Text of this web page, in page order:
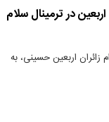
اربعین در ترمینال سلام
زائران اربعین حسینی، به